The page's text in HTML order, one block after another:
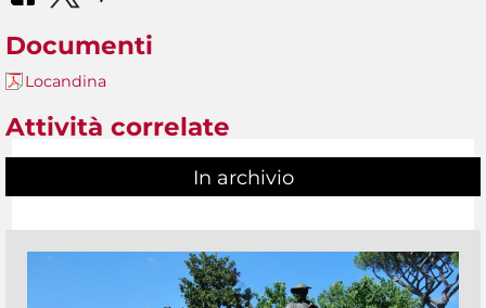
Documenti
Locandina
Attività correlate
In archivio